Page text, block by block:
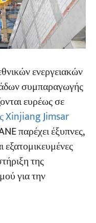
ενεργειακών
συμπαραγωγής
ευρέως σε
Xinjiang Jimsar
παρέχει έξυπνες,
εξατομικευμένες
της
για την